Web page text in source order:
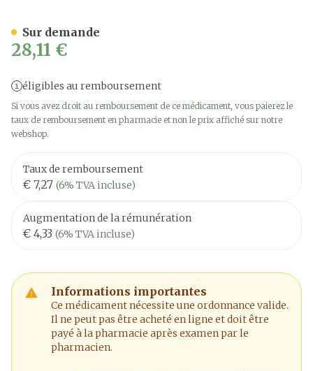
28,11 €
éligibles au remboursement
Si vous avez droit au remboursement de ce médicament, vous paierez le
taux de remboursement en pharmacie et non le prix affiché sur notre
webshop.
Taux de remboursement
€ 7,27 (6% TVA incluse)
Augmentation de la rémunération
€ 4,33 (6% TVA incluse)
Informations importantes
Ce médicament nécessite une ordonnance valide.
Il ne peut pas être acheté en ligne et doit être
payé à la pharmacie après examen par le
pharmacien.
Sur demande